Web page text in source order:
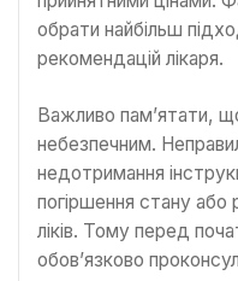
обрати найбільш
рекомендацій лікаря.
Важливо пам’ятати,
небезпечним.
недотримання
погіршення стану або
ліків. Тому перед
обов’язково